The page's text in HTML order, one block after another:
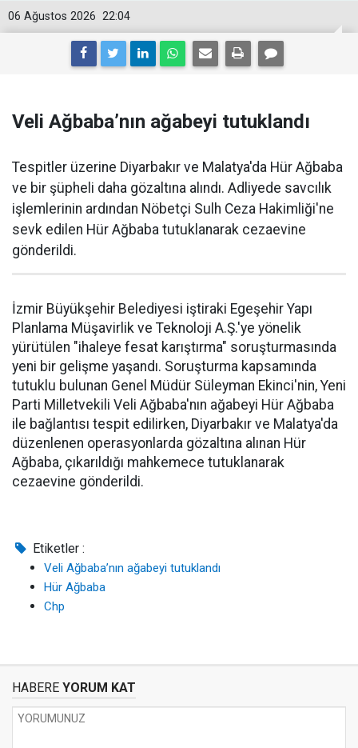
22:04
06 Ağustos 2026
Veli Ağbaba’nın ağabeyi tutuklandı
Tespitler üzerine Diyarbakır ve Malatya'da Hür Ağbaba
ve bir şüpheli daha gözaltına alındı. Adliyede savcılık
işlemlerinin ardından Nöbetçi Sulh Ceza Hakimliği'ne
sevk edilen Hür Ağbaba tutuklanarak cezaevine
gönderildi.
İzmir Büyükşehir Belediyesi iştiraki Egeşehir Yapı
Planlama Müşavirlik ve Teknoloji A.Ş.'ye yönelik
yürütülen "ihaleye fesat karıştırma" soruşturmasında
yeni bir gelişme yaşandı. Soruşturma kapsamında
tutuklu bulunan Genel Müdür Süleyman Ekinci'nin, Yeni
Parti Milletvekili Veli Ağbaba'nın ağabeyi Hür Ağbaba
ile bağlantısı tespit edilirken, Diyarbakır ve Malatya'da
düzenlenen operasyonlarda gözaltına alınan Hür
Ağbaba, çıkarıldığı mahkemece tutuklanarak
cezaevine gönderildi.
Etiketler :
Veli Ağbaba’nın ağabeyi tutuklandı
Hür Ağbaba
Chp
HABERE YORUM KAT